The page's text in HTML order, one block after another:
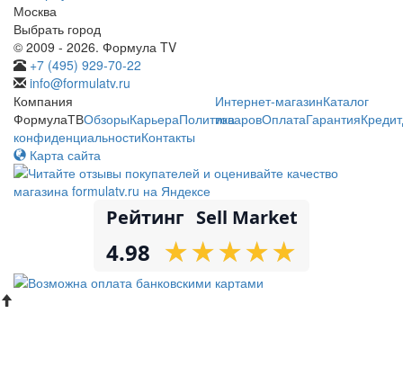
Москва
Выбрать город
© 2009 - 2026. Формула TV
+7 (495) 929-70-22
info@formulatv.ru
Компания
ФормулаТВОбзорыКарьераПолитика
конфиденциальностиКонтакты
Интернет-магазинКаталог
товаровОплатаГарантияКредит
Карта сайта
Рейтинг Sell Market
4.98 ★
★★
★★
★★
★★
★